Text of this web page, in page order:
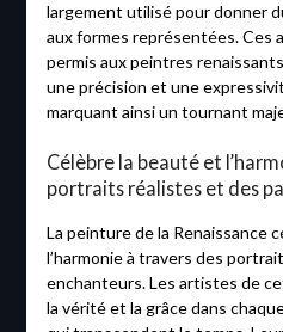
largement utilisé pour donner
aux formes représentées. Ces
permis aux peintres
une précision et une
marquant ainsi un tournant
Célèbre la beauté et
portraits réalistes et des
La peinture de la Renaissance
l’harmonie à travers des
enchanteurs. Les artistes de
la vérité et la grâce dans